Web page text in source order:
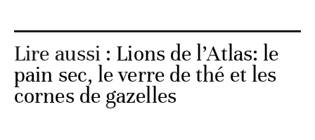
Lire aussi : Lions de l’Atlas: le
pain sec, le verre de thé et les
cornes de gazelles